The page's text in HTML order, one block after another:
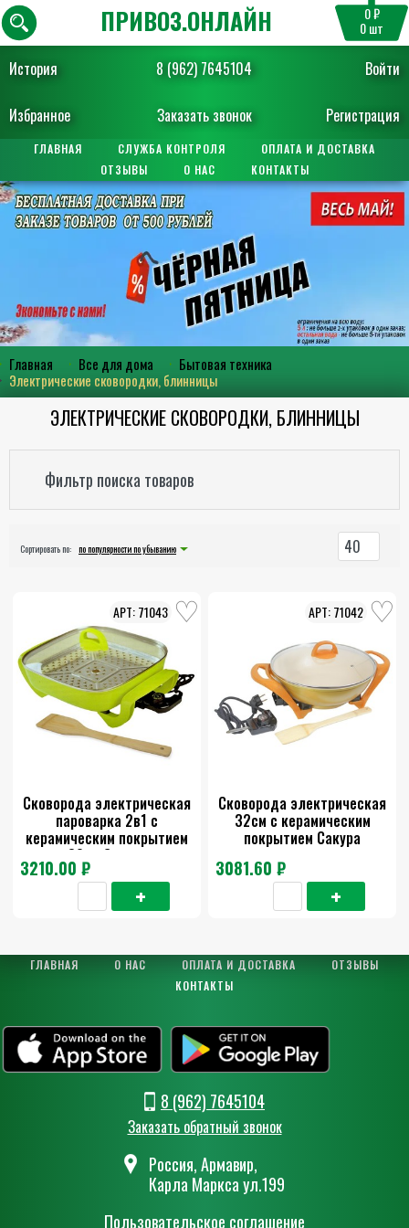
История 8 (962) 7645104 Войти
Избранное Заказать звонок Регистрация
ПРИВОЗ.ОНЛАЙН 0 ₽
0шт
ГЛАВНАЯ СЛУЖБА КОНТРОЛЯ
ОПЛАТА И ДОСТАВКА
ОТЗЫВЫ
О НАС КОНТАКТЫ
Главная Все для дома
Бытовая техника
Электрические сковородки, блинницы
ЭЛЕКТРИЧЕСКИЕ СКОВОРОДКИ, БЛИННИЦЫ
Фильтр поиска товаров
Сортировать по: по популярности по убыванию 40
Сковорода электрическая
пароварка 2в1 с
керамическим покрытием
30см Сакура
3210.00 ₽
71043
Сковорода электрическая
32см с керамическим
покрытием Сакура
3081.60 ₽
71042
ГЛАВНАЯ О НАС ОПЛАТА И ДОСТАВКА
ОТЗЫВЫ
КОНТАКТЫ
8 (962) 7645104
Заказать обратный звонок
Россия, Армавир,
Карла Маркса ул.199
Пользовательское соглашение